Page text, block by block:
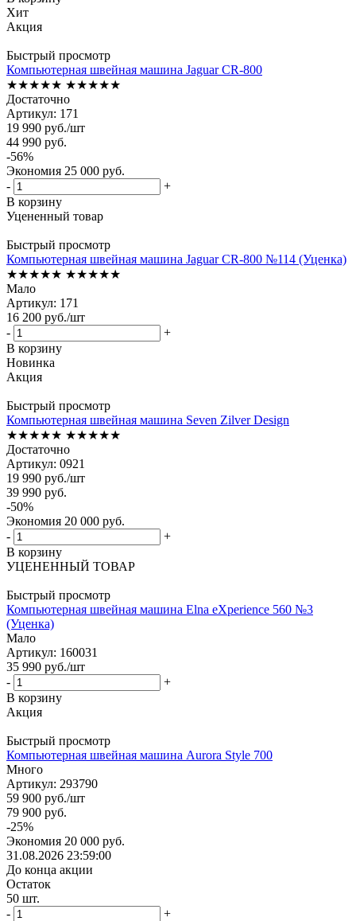
Хит
Акция
Быстрый просмотр
Компьютерная швейная машина Jaguar CR-800
★★★★★ ★★★★★
Достаточно
Артикул: 171
19 990 руб./шт
44 990 руб.
-56%
Экономия 25 000 руб.
-
+
В корзину
Уцененный товар
Быстрый просмотр
Компьютерная швейная машина Jaguar CR-800 №114 (Уценка)
★★★★★ ★★★★★
Мало
Артикул: 171
16 200 руб./шт
-
+
В корзину
Новинка
Акция
Быстрый просмотр
Компьютерная швейная машина Seven Zilver Design
★★★★★ ★★★★★
Достаточно
Артикул: 0921
19 990 руб./шт
39 990 руб.
-50%
Экономия 20 000 руб.
-
+
В корзину
УЦЕНЕННЫЙ ТОВАР
Быстрый просмотр
Компьютерная швейная машина Elna eXperience 560 №3
(Уценка)
Мало
Артикул: 160031
35 990 руб./шт
-
+
В корзину
Акция
Быстрый просмотр
Компьютерная швейная машина Aurora Style 700
Много
Артикул: 293790
59 900 руб./шт
79 900 руб.
-25%
Экономия 20 000 руб.
31.08.2026 23:59:00
До конца акции
Остаток
50 шт.
-
+